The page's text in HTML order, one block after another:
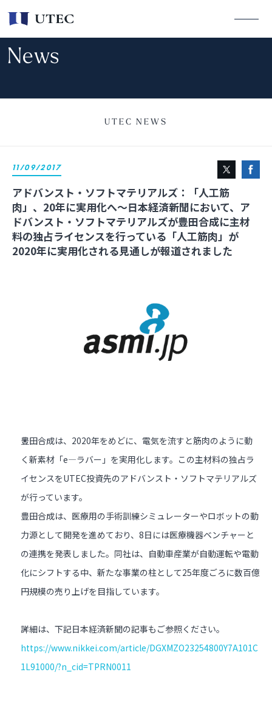
News
UTEC NEWS
11/09/2017
アドバンスト・ソフトマテリアルズ：「人工筋
肉」、20年に実用化へ～日本経済新聞において、ア
ドバンスト・ソフトマテリアルズが豊田合成に主材
料の独占ライセンスを行っている「人工筋肉」が
2020年に実用化される見通しが報道されました
豊田合成は、2020年をめどに、電気を流すと筋肉のように動
く新素材「e―ラバー」を実用化します。この主材料の独占ラ
イセンスをUTEC投資先のアドバンスト・ソフトマテリアルズ
が行っています。
豊田合成は、医療用の手術訓練シミュレーターやロボットの動
力源として開発を進めており、8日には医療機器ベンチャーと
の連携を発表しました。同社は、自動車産業が自動運転や電動
化にシフトする中、新たな事業の柱として25年度ごろに数百億
円規模の売り上げを目指しています。
詳細は、下記日本経済新聞の記事もご参照ください。
https://www.nikkei.com/article/DGXMZO23254800Y7A101C
1L91000/?n_cid=TPRN0011